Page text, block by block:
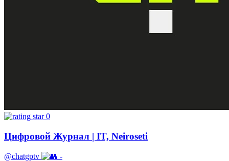
0
Цифровой Журнал | IT, Neiroseti
@chatgptv -